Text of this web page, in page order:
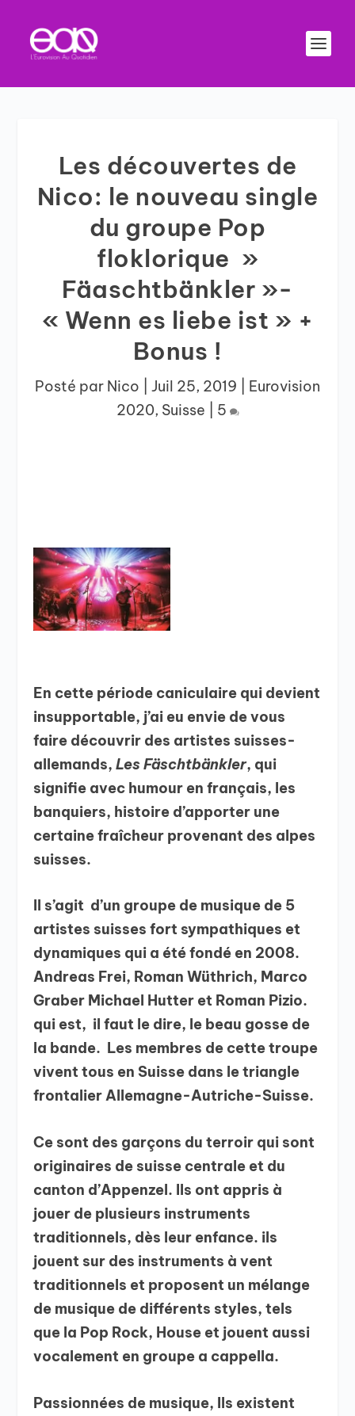
Les découvertes de
Nico: le nouveau single
du groupe Pop
floklorique »
Fäaschtbänkler »-
« Wenn es liebe ist » +
Bonus !
Posté par Nico Juil 25, 2019
Eurovision
2020, Suisse 5
En cette période caniculaire qui devient
insupportable, j’ai eu envie de vous
faire découvrir des artistes suisses-
allemands,Les Fäschtbänkler, qui
signifie avec humour en français, les
banquiers, histoire d’apporter une
certaine fraîcheur provenant des alpes
suisses.
Il s’agit d’un groupe de musique de 5
artistes suisses fort sympathiques et
dynamiques qui a été fondé en 2008.
Andreas Frei, Roman Wüthrich, Marco
Graber Michael Hutter et Roman Pizio.
qui est, il faut le dire, le beau gosse de
la bande. Les membres de cette troupe
vivent tous en Suisse dans le triangle
frontalier Allemagne-Autriche-Suisse.
Ce sont des garçons du terroir qui sont
originaires de suisse centrale et du
canton d’Appenzel. Ils ont appris à
jouer de plusieurs instruments
traditionnels, dès leur enfance. ils
jouent sur des instruments à vent
traditionnels et proposent un mélange
de musique de différents styles, tels
que la Pop Rock, House et jouent aussi
vocalement en groupe a cappella.
Passionnées de musique, Ils existent